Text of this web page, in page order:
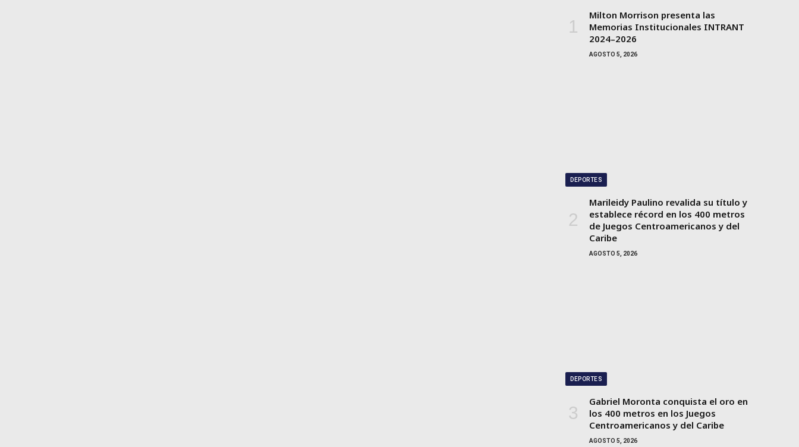
Milton Morrison presenta las
Memorias Institucionales INTRANT
2024–2026
AGOSTO 5, 2026
DEPORTES
Marileidy Paulino revalida su título y
establece récord en los 400 metros
de Juegos Centroamericanos y del
Caribe
AGOSTO 5, 2026
DEPORTES
Gabriel Moronta conquista el oro en
los 400 metros en los Juegos
Centroamericanos y del Caribe
AGOSTO 5, 2026